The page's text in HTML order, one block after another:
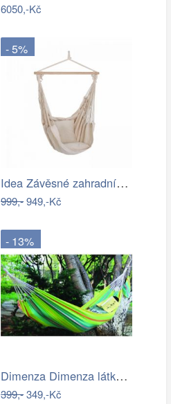
6050,-Kč
- 5%
Idea Závěsné zahradní křeslo béžové
999,-949,-Kč
- 13%
Dimenza Dimenza látková zahradní…
399,-349,-Kč